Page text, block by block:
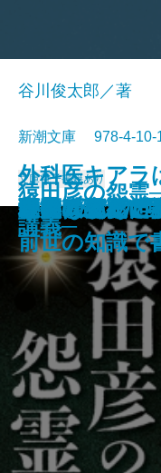
探偵はパリへ
恐るべきこど
美しい探偵に
僕の青春をク
殺意はないけ
銀将の奇跡─
雨上がりのビ
あかあかや
ひむろ飛脚
虚空へ
谷川俊太郎／著
新潮文庫 978-4-
文庫電子書籍あり
猿田彦の怨霊
講義─
やりなおし世
母の味、だい
巨匠とマルガ
秘儀〔上〕
秘儀〔下〕
巫女は月夜に
外科医キアラ
ない─死人だ
前世の知識で
木挽町のあだ
野火の夜